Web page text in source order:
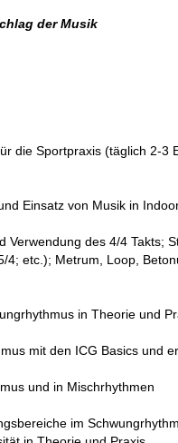
der Musik
die Sportpraxis (täglich 2-3
Einsatz von Musik in
Verwendung des 4/4 Takts;
4; etc.); Metrum, Loop,
in Theorie und
mit den ICG Basics und
und in Mischrhythmen
im